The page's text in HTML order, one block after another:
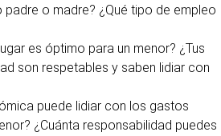
o madre? ¿Qué tipo de empleo
es óptimo para un menor? ¿Tus
son respetables y saben lidiar con
puede lidiar con los gastos
¿Cuánta responsabilidad puedes